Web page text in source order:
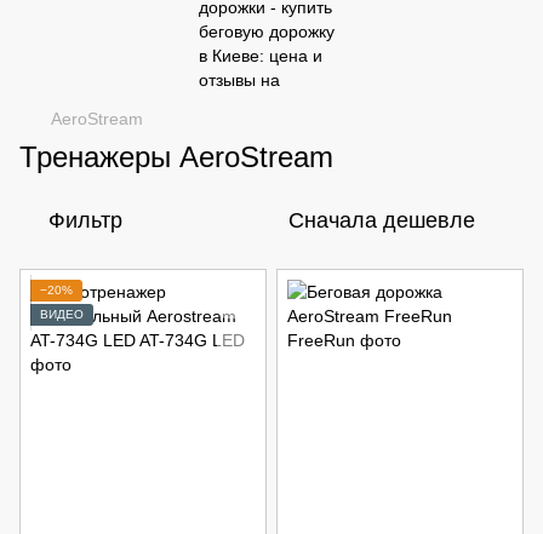
AeroStream
Тренажеры AeroStream
Фильтр Сначала дешевле
−20%
ВИДЕО